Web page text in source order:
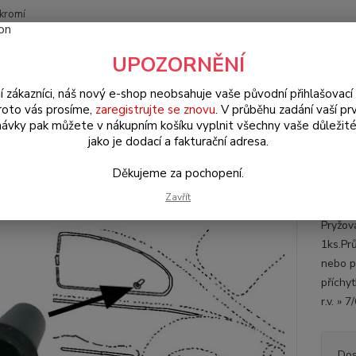
Hledat
Brouk Typ 1 (1938 » 03) Exteriér (Exterior) Lišty & emblémy
lišty karosérie/panely
nebo
r.v. »
UPOZORNĚNÍ
zákazníci, náš nový e-shop neobsahuje vaše původní přihlašovací
vás prosíme, zaregistrujte se znovu. V průběhu zadání vaší
pak můžete v nákupním košíku vyplnit všechny vaše
jako je dodací a fakturační adresa.
Děkujeme za pochopení.
Zavřít